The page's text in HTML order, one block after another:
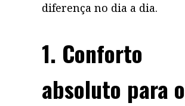
diferença no dia a dia.
1. Conforto
absoluto para o